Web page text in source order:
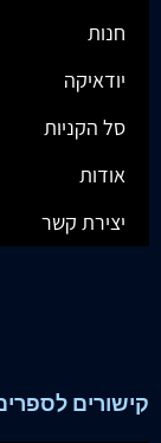
חנות
יודאיקה
סל הקניות
אודות
יצירת קשר
קישורים